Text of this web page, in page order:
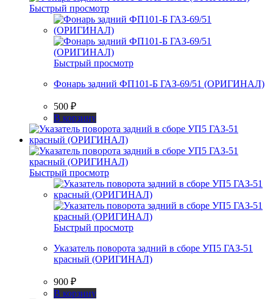
Быстрый просмотр
Быстрый просмотр
Фонарь задний ФП101-Б ГАЗ-69/51 (ОРИГИНАЛ)
500 ₽
В корзину
Быстрый просмотр
Быстрый просмотр
Указатель поворота задний в сборе УП5 ГАЗ-51
красный (ОРИГИНАЛ)
900 ₽
В корзину